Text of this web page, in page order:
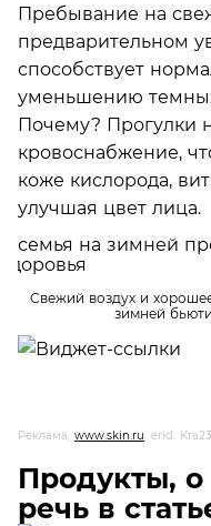
Пребывание на
предварительном
способствует
уменьшению
Почему? Прогулки
кровоснабжение,
коже кислорода,
улучшая цвет лица.
Свежий воздух и
зимней
Реклама, www.skin.ru, erid:
Продукты,
речь в